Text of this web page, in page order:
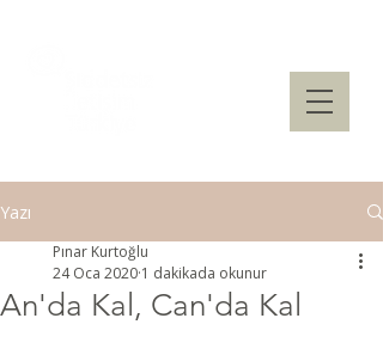
Yazı
An'da Kal, Can'da Kal
Pınar Kurtoğlu
24 Oca 2020 1 dakikada okunur